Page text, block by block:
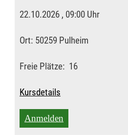
22.10.2026 , 09:00 Uhr
Ort: 50259 Pulheim
Freie Plätze: 16
Kursdetails
Anmelden